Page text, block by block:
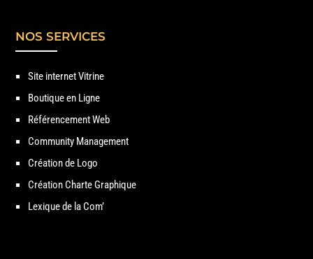
NOS SERVICES
Site internet Vitrine
Boutique en Ligne
Référencement Web
Community Management
Création de Logo
Création Charte Graphique
Lexique de la Com’